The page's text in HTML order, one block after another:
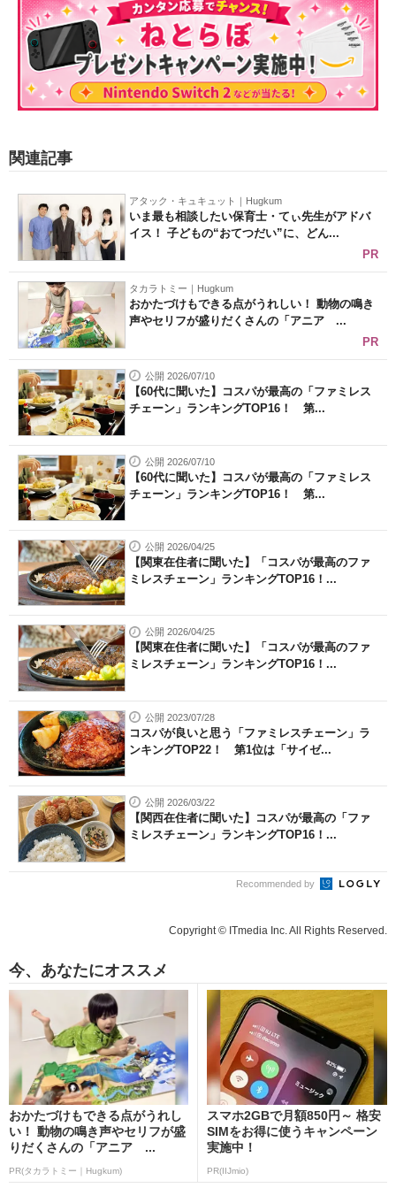
関連記事
アタック・キュキュット｜Hugkum
いま最も相談したい保育士・てぃ先生がアドバ
イス！ 子どもの“おてつだい”に、どん...
PR
タカラトミー｜Hugkum
おかたづけもできる点がうれしい！ 動物の鳴き
声やセリフが盛りだくさんの「アニア ...
PR
公開 2026/07/10
【60代に聞いた】コスパが最高の「ファミレス
チェーン」ランキングTOP16！ 第...
公開 2026/07/10
【60代に聞いた】コスパが最高の「ファミレス
チェーン」ランキングTOP16！ 第...
公開 2026/04/25
【関東在住者に聞いた】「コスパが最高のファ
ミレスチェーン」ランキングTOP16！...
公開 2026/04/25
【関東在住者に聞いた】「コスパが最高のファ
ミレスチェーン」ランキングTOP16！...
公開 2023/07/28
コスパが良いと思う「ファミレスチェーン」ラ
ンキングTOP22！ 第1位は「サイゼ...
公開 2026/03/22
【関西在住者に聞いた】コスパが最高の「ファ
ミレスチェーン」ランキングTOP16！...
Recommended by
Copyright © ITmedia Inc. All Rights Reserved.
今、あなたにオススメ
おかたづけもできる点がうれし
い！ 動物の鳴き声やセリフが盛
りだくさんの「アニア ...
PR(タカラトミー｜Hugkum)
スマホ2GBで月額850円～ 格安
SIMをお得に使うキャンペーン
実施中！
PR(IIJmio)